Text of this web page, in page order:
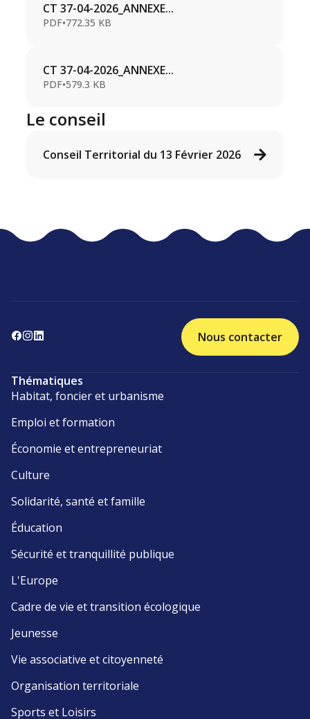
CT 37-04-2026_ANNEXE...
PDF•772.35 KB
CT 37-04-2026_ANNEXE...
PDF•579.3 KB
Le conseil
Conseil Territorial du 13 Février 2026
Nous contacter
Thématiques
Habitat, foncier et urbanisme
Emploi et formation
Économie et entrepreneuriat
Culture
Solidarité, santé et famille
Éducation
Sécurité et tranquillité publique
L'Europe
Cadre de vie et transition écologique
Jeunesse
Vie associative et citoyenneté
Organisation territoriale
Sports et Loisirs